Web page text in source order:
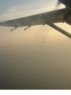
Thru